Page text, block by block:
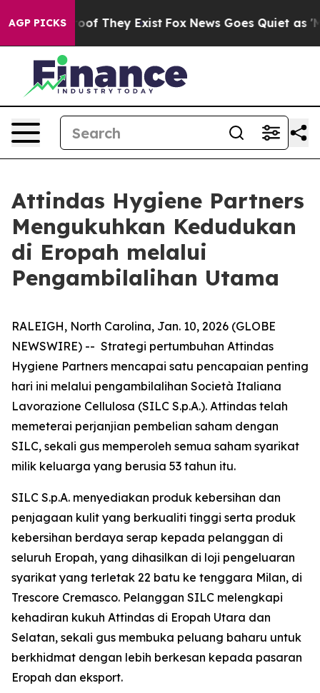
AGP PICKS
no Proof They Exist Fox News Goes Quiet as
Attindas Hygiene Partners
Mengukuhkan Kedudukan
di Eropah melalui
Pengambilalihan Utama
RALEIGH, North Carolina, Jan. 10, 2026 (GLOBE
NEWSWIRE) -- Strategi pertumbuhan Attindas
Hygiene Partners mencapai satu pencapaian penting
hari ini melalui pengambilalihan Società Italiana
Lavorazione Cellulosa (SILC S.p.A.). Attindas telah
memeterai perjanjian pembelian saham dengan
SILC, sekali gus memperoleh semua saham syarikat
milik keluarga yang berusia 53 tahun itu.
SILC S.p.A. menyediakan produk kebersihan dan
penjagaan kulit yang berkualiti tinggi serta produk
kebersihan berdaya serap kepada pelanggan di
seluruh Eropah, yang dihasilkan di loji pengeluaran
syarikat yang terletak 22 batu ke tenggara Milan, di
Trescore Cremasco. Pelanggan SILC melengkapi
kehadiran kukuh Attindas di Eropah Utara dan
Selatan, sekali gus membuka peluang baharu untuk
berkhidmat dengan lebih berkesan kepada pasaran
Eropah dan eksport.